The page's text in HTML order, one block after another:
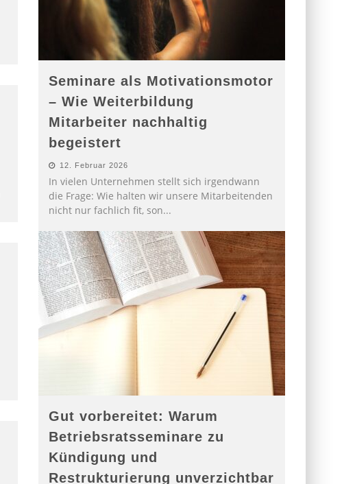
Seminare als Motivationsmotor
– Wie Weiterbildung
Mitarbeiter nachhaltig
begeistert
12. Februar 2026
In vielen Unternehmen stellt sich irgendwann
die Frage: Wie halten wir unsere Mitarbeitenden
nicht nur fachlich fit, son...
Gut vorbereitet: Warum
Betriebsratsseminare zu
Kündigung und
Restrukturierung unverzichtbar